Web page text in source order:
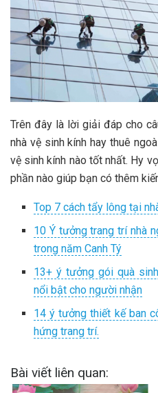
Trên đây là lời giải đáp cho
nhà vệ sinh kính hay thuê
vệ sinh kính nào tốt nhất. Hy
phần nào giúp bạn có thêm
Top 7 cách tẩy lông tại
10 Ý tưởng trang trí nhà
trong năm Canh Tý
13+ ý tưởng gói quà
nổi bật cho người nhận
14 ý tưởng thiết kế ban
hứng trang trí.
Bài viết liên quan: